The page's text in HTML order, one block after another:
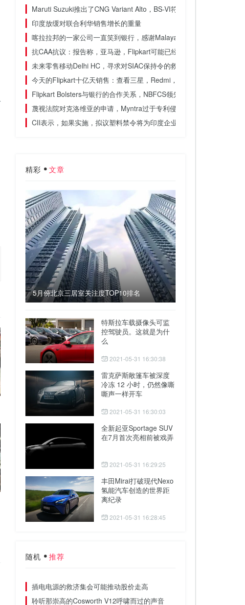
Maruti Suzuki推出了CNG Variant Alto，BS-VI符合Wagonr和Swift之
印度放缓对联合利华销售增长的重量
喀拉拉邦的一家公司一直笑到银行，感谢Malayalis的热爱
抗CAA抗议：报告称，亚马逊，Flipkart可能已经在Internet
未来零售移动Delhi HC，寻求对SIAC保持令的救济
今天的Flipkart十亿天销售：查看三星，Redmi，智能手机的顶级交易;
Flipkart Bolsters与银行的合作关系，NBFCS领先于节日季节
蔑视法院对克洛维亚的申请，Myntra过于专利侵权行为
CII表示，如果实施，拟议塑料禁令将为印度企业创造一个存在的危机
精彩 文章
5月份北京三居室关注度TOP10排名
特斯拉车载摄像头可监
控驾驶员。这就是为什
么
2021-05-31 16:30:38
雷克萨斯敞篷车被深度
冷冻 12 小时，仍然像嘶
嘶声一样开车
2021-05-31 16:30:03
全新起亚Sportage SUV
在7月首次亮相前被戏弄
2021-05-31 16:29:25
丰田Mirai打破现代Nexo
氢能汽车创造的世界距
离纪录
2021-05-31 16:28:45
随机 推荐
插电电源的救济集会可能推动股价走高
聆听那崇高的Cosworth V12呼啸而过的声音